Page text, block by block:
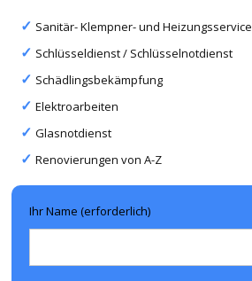
Sanitär- Klempner- und Heizungsservice
Schlüsseldienst / Schlüsselnotdienst
Schädlingsbekämpfung
Elektroarbeiten
Glasnotdienst
Renovierungen von A-Z
Ihr Name (erforderlich)